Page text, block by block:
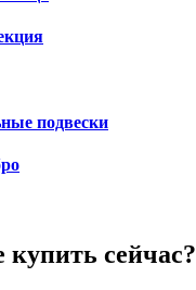
подвески
купить сейчас?